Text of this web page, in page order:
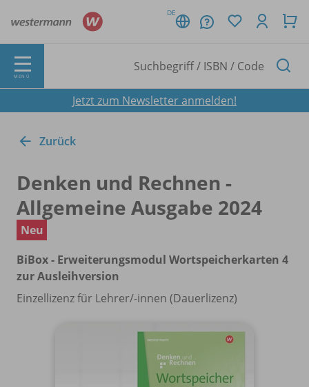
DE
MENÜ
Jetzt zum Newsletter anmelden!
Zurück
Denken und Rechnen -
Allgemeine Ausgabe 2024
Neu
BiBox - Erweiterungsmodul Wortspeicherkarten 4
zur Ausleihversion
Einzellizenz für Lehrer/-innen (Dauerlizenz)